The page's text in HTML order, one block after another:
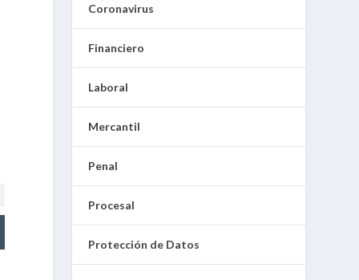
Coronavirus
Financiero
Laboral
Mercantil
Penal
Procesal
Protección de Datos